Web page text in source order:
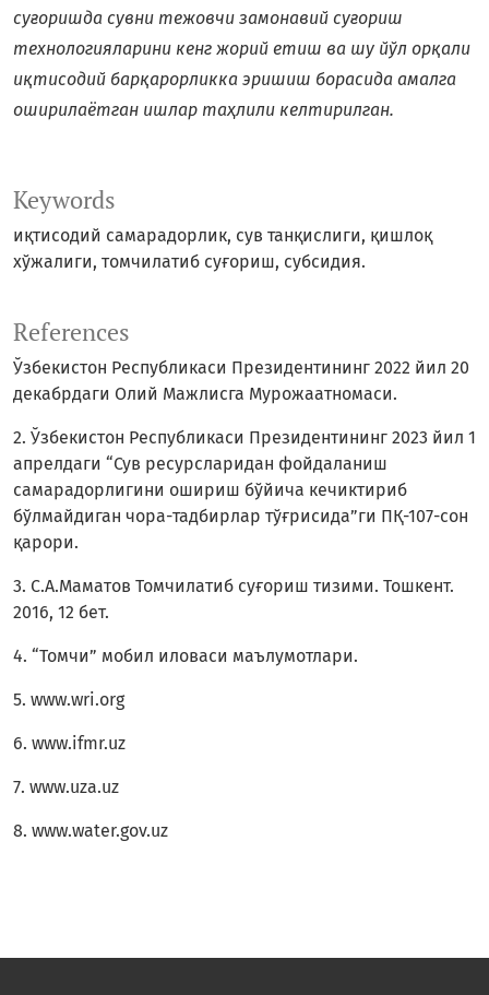
Keywords
иқтисодий самарадорлик, сув танқислиги, қишлоқ
хўжалиги, томчилатиб суғориш, субсидия.
суғоришда сувни тежовчи замонавий суғориш
технологияларини кенг жорий етиш ва шу йўл орқали
иқтисодий барқарорликка эришиш борасида амалга
оширилаётган ишлар таҳлили келтирилган.
References
Ўзбекистон Республикаси Президентининг 2022 йил 20
декабрдаги Олий Мажлисга Мурожаатномаси.
2. Ўзбекистон Республикаси Президентининг 2023 йил 1
апрелдаги “Сув ресурсларидан фойдаланиш
самарадорлигини ошириш бўйича кечиктириб
бўлмайдиган чора-тадбирлар тўғрисида”ги ПҚ-107-сон
қарори.
3. С.А.Маматов Томчилатиб суғориш тизими. Тошкент.
2016, 12 бет.
4. “Томчи” мобил иловаси маълумотлари.
5. www.wri.org
6. www.ifmr.uz
7. www.uza.uz
8. www.water.gov.uz